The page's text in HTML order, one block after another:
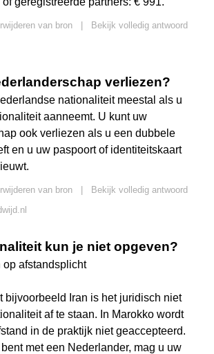
van bron
Bekijk volledig antwoord
verliezen?
nationaliteit meestal als u
aanneemt. U kunt uw
ook verliezen als u een dubbele
en u uw paspoort of identiteitskaart
van bron
Bekijk volledig antwoord
kun je niet opgeven?
afstandsplicht
bijvoorbeeld Iran is het juridisch niet
af te staan. In Marokko wordt
in de praktijk niet geaccepteerd.
met een Nederlander, mag u uw